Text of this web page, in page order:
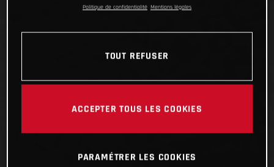
Politique de confidentialité Mentions légales
TOUT REFUSER
ACCEPTER TOUS LES COOKIES
PARAMÉTRER LES COOKIES